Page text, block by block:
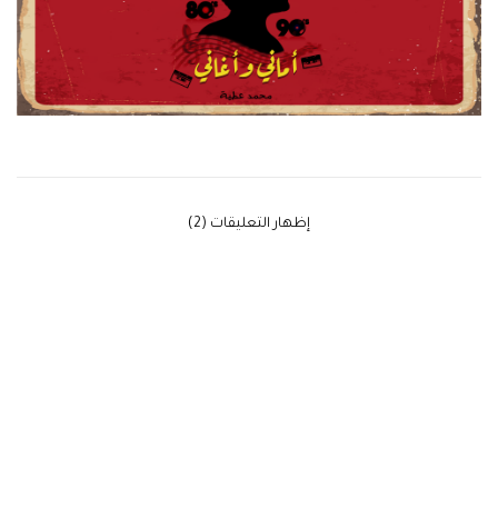
‫إظهار التعليقات (2)